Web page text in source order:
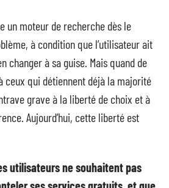
un moteur de recherche dès le
à condition que l’utilisateur ait
changer à sa guise. Mais quand de
qui détiennent déjà la majorité
grave à la liberté de choix et à
Aujourd’hui, cette liberté est
utilisateurs ne souhaitent pas